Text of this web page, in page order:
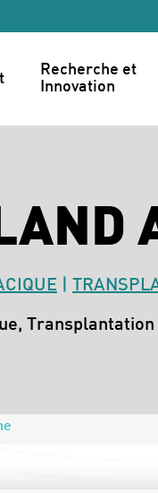
Recherche et
Innovation